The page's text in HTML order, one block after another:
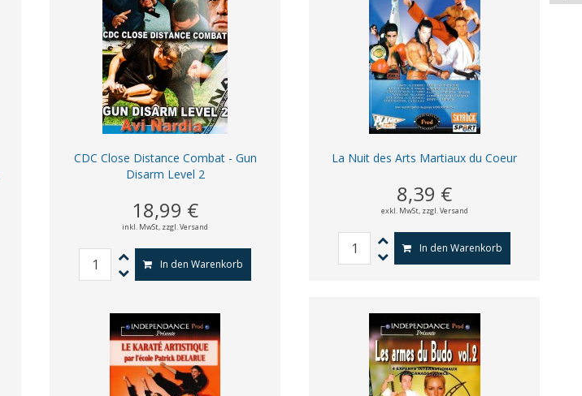
CDC Close Distance Combat - Gun
Disarm Level 2
18,99 €
inkl. MwSt, zzgl. Versand
In den Warenkorb
La Nuit des Arts Martiaux du Coeur
8,39 €
exkl. MwSt, zzgl. Versand
In den Warenkorb